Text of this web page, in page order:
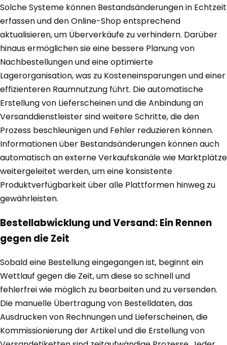
Solche Systeme können Bestandsänderungen in Echtzeit
erfassen und den Online-Shop entsprechend
aktualisieren, um Überverkäufe zu verhindern. Darüber
hinaus ermöglichen sie eine bessere Planung von
Nachbestellungen und eine optimierte
Lagerorganisation, was zu Kosteneinsparungen und einer
effizienteren Raumnutzung führt. Die automatische
Erstellung von Lieferscheinen und die Anbindung an
Versanddienstleister sind weitere Schritte, die den
Prozess beschleunigen und Fehler reduzieren können.
Informationen über Bestandsänderungen können auch
automatisch an externe Verkaufskanäle wie Marktplätze
weitergeleitet werden, um eine konsistente
Produktverfügbarkeit über alle Plattformen hinweg zu
gewährleisten.
Bestellabwicklung und Versand: Ein Rennen
gegen die Zeit
Sobald eine Bestellung eingegangen ist, beginnt ein
Wettlauf gegen die Zeit, um diese so schnell und
fehlerfrei wie möglich zu bearbeiten und zu versenden.
Die manuelle Übertragung von Bestelldaten, das
Ausdrucken von Rechnungen und Lieferscheinen, die
Kommissionierung der Artikel und die Erstellung von